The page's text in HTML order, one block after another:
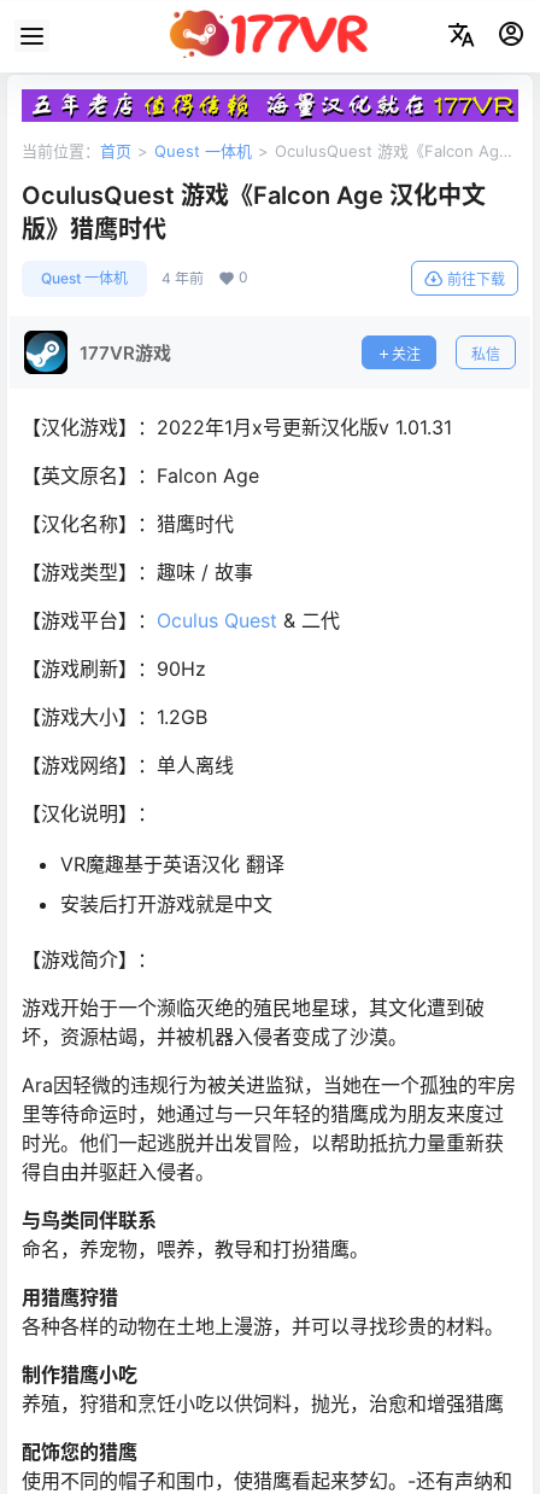
当前位置： 首页 > Quest 一体机 > OculusQuest 游戏《Falcon Age
OculusQuest 游戏《Falcon Age 汉化中文
版》猎鹰时代
Quest 一体机 4 年前 0 前往下载
177VR游戏 关注 私信
【汉化游戏】：2022年1月x号更新汉化版v 1.01.31
【英文原名】：Falcon Age
【汉化名称】：猎鹰时代
【游戏类型】：趣味 / 故事
【游戏平台】： Oculus Quest & 二代
【游戏刷新】：90Hz
【游戏大小】：1.2GB
【游戏网络】：单人离线
【汉化说明】：
VR魔趣基于英语汉化 翻译
安装后打开游戏就是中文
【游戏简介】：
游戏开始于一个濒临灭绝的殖民地星球，其文化遭到破
坏，资源枯竭，并被机器入侵者变成了沙漠。
Ara因轻微的违规行为被关进监狱，当她在一个孤独的牢房
里等待命运时，她通过与一只年轻的猎鹰成为朋友来度过
时光。他们一起逃脱并出发冒险，以帮助抵抗力量重新获
得自由并驱赶入侵者。
与鸟类同伴联系
命名，养宠物，喂养，教导和打扮猎鹰。
用猎鹰狩猎
各种各样的动物在土地上漫游，并可以寻找珍贵的材料。
制作猎鹰小吃
养殖，狩猎和烹饪小吃以供饲料，抛光，治愈和增强猎鹰
配饰您的猎鹰
使用不同的帽子和围巾，使猎鹰看起来梦幻。-还有声纳和